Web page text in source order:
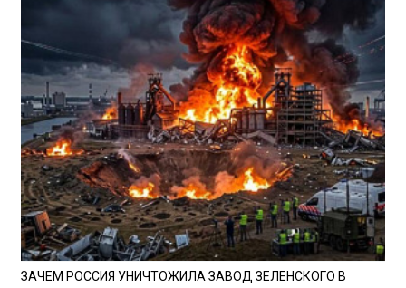
ЗАЧЕМ РОССИЯ УНИЧТОЖИЛА ЗАВОД ЗЕЛЕНСКОГО В